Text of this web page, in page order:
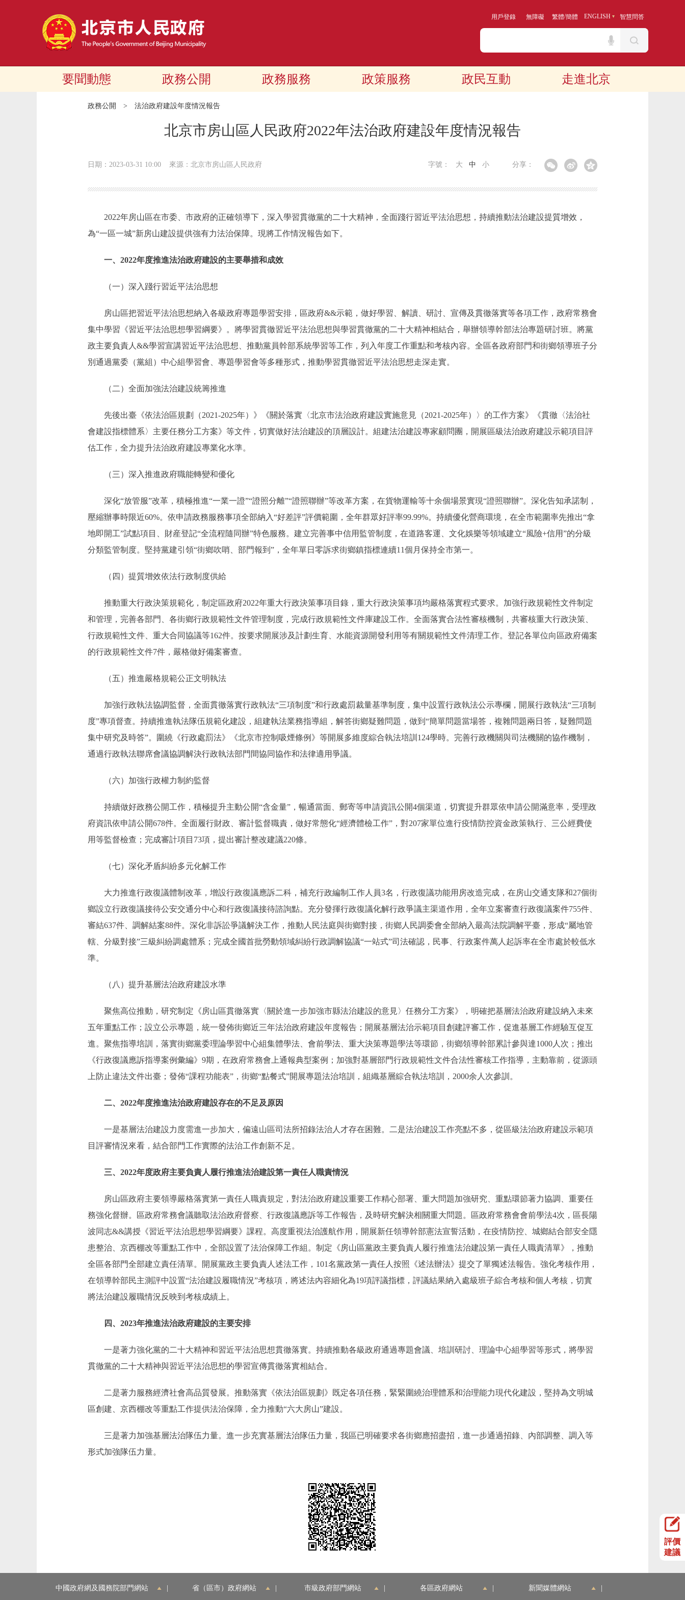
用戶登錄 無障礙 繁體/簡體 ENGLISH 智慧問答
要聞動態 政務公開 政務服務 政策服務 政民互動 走進北京
政務公開 > 法治政府建設年度情況報告
北京市房山區人民政府2022年法治政府建設年度情況報告
日期：2023-03-31 10:00 來源：北京市房山區人民政府 分享：
字號： 大 中 小
2022年房山區在市委、市政府的正確領導下，深入學習貫徹黨的二十大精神，全面踐行習近平法治思想，持續推動法治建設提質增效，
為“一區一城”新房山建設提供強有力法治保障。現將工作情況報告如下。
一、2022年度推進法治政府建設的主要舉措和成效
（一）深入踐行習近平法治思想
房山區把習近平法治思想納入各級政府專題學習安排，區政府&&示範，做好學習、解讀、研討、宣傳及貫徹落實等各項工作，政府常務會
集中學習《習近平法治思想學習綱要》。將學習貫徹習近平法治思想與學習貫徹黨的二十大精神相結合，舉辦領導幹部法治專題研討班。將黨
政主要負責人&&學習宣講習近平法治思想、推動黨員幹部系統學習等工作，列入年度工作重點和考核內容。全區各政府部門和街鄉領導班子分
別通過黨委（黨組）中心組學習會、專題學習會等多種形式，推動學習貫徹習近平法治思想走深走實。
（二）全面加強法治建設統籌推進
先後出臺《依法治區規劃（2021-2025年）》《關於落實〈北京市法治政府建設實施意見（2021-2025年）〉的工作方案》《貫徹〈法治社
會建設指標體系〉主要任務分工方案》等文件，切實做好法治建設的頂層設計。組建法治建設專家顧問團，開展區級法治政府建設示範項目評
估工作，全力提升法治政府建設專業化水準。
（三）深入推進政府職能轉變和優化
深化“放管服”改革，積極推進“一業一證”“證照分離”“證照聯辦”等改革方案，在貨物運輸等十余個場景實現“證照聯辦”。深化告知承諾制，
壓縮辦事時限近60%。依申請政務服務事項全部納入“好差評”評價範圍，全年群眾好評率99.99%。持續優化營商環境，在全市範圍率先推出“拿
地即開工”試點項目、財産登記“全流程隨同辦”特色服務。建立完善事中信用監管制度，在道路客運、文化娛樂等領域建立“風險+信用”的分級
分類監管制度。堅持黨建引領“街鄉吹哨、部門報到”，全年單日零訴求街鄉鎮指標連續11個月保持全市第一。
（四）提質增效依法行政制度供給
推動重大行政決策規範化，制定區政府2022年重大行政決策事項目錄，重大行政決策事項均嚴格落實程式要求。加強行政規範性文件制定
和管理，完善各部門、各街鄉行政規範性文件管理制度，完成行政規範性文件庫建設工作。全面落實合法性審核機制，共審核重大行政決策、
行政規範性文件、重大合同協議等162件。按要求開展涉及計劃生育、水能資源開發利用等有關規範性文件清理工作。登記各單位向區政府備案
的行政規範性文件7件，嚴格做好備案審查。
（五）推進嚴格規範公正文明執法
加強行政執法協調監督，全面貫徹落實行政執法“三項制度”和行政處罰裁量基準制度，集中設置行政執法公示專欄，開展行政執法“三項制
度”專項督查。持續推進執法隊伍規範化建設，組建執法業務指導組，解答街鄉疑難問題，做到“簡單問題當場答，複雜問題兩日答，疑難問題
集中研究及時答”。圍繞《行政處罰法》《北京市控制吸煙條例》等開展多維度綜合執法培訓124學時。完善行政機關與司法機關的協作機制，
通過行政執法聯席會議協調解決行政執法部門間協同協作和法律適用爭議。
（六）加強行政權力制約監督
持續做好政務公開工作，積極提升主動公開“含金量”，暢通當面、郵寄等申請資訊公開4個渠道，切實提升群眾依申請公開滿意率，受理政
府資訊依申請公開678件。全面履行財政、審計監督職責，做好常態化“經濟體檢工作”，對207家單位進行疫情防控資金政策執行、三公經費使
用等監督檢查；完成審計項目73項，提出審計整改建議220條。
（七）深化矛盾糾紛多元化解工作
大力推進行政復議體制改革，增設行政復議應訴二科，補充行政編制工作人員3名，行政復議功能用房改造完成，在房山交通支隊和27個街
鄉設立行政復議接待公安交通分中心和行政復議接待諮詢點。充分發揮行政復議化解行政爭議主渠道作用，全年立案審查行政復議案件755件、
審結637件、調解結案88件。深化非訴訟爭議解決工作，推動人民法庭與街鄉對接，街鄉人民調委會全部納入最高法院調解平臺，形成“屬地管
轄、分級對接”三級糾紛調處體系；完成全國首批勞動領域糾紛行政調解協議“一站式”司法確認，民事、行政案件萬人起訴率在全市處於較低水
準。
（八）提升基層法治政府建設水準
聚焦高位推動，研究制定《房山區貫徹落實〈關於進一步加強市縣法治建設的意見〉任務分工方案》，明確把基層法治政府建設納入未來
五年重點工作；設立公示專題，統一發佈街鄉近三年法治政府建設年度報告；開展基層法治示範項目創建評審工作，促進基層工作經驗互促互
進。聚焦指導培訓，落實街鄉黨委理論學習中心組集體學法、會前學法、重大決策專題學法等環節，街鄉領導幹部累計參與達1000人次；推出
《行政復議應訴指導案例彙編》9期，在政府常務會上通報典型案例；加強對基層部門行政規範性文件合法性審核工作指導，主動靠前，從源頭
上防止違法文件出臺；發佈“課程功能表”，街鄉“點餐式”開展專題法治培訓，組織基層綜合執法培訓，2000余人次參訓。
二、2022年度推進法治政府建設存在的不足及原因
一是基層法治建設力度需進一步加大，偏遠山區司法所招錄法治人才存在困難。二是法治建設工作亮點不多，從區級法治政府建設示範項
目評審情況來看，結合部門工作實際的法治工作創新不足。
三、2022年度政府主要負責人履行推進法治建設第一責任人職責情況
房山區政府主要領導嚴格落實第一責任人職責規定，對法治政府建設重要工作精心部署、重大問題加強研究、重點環節著力協調、重要任
務強化督辦。區政府常務會議聽取法治政府督察、行政復議應訴等工作報告，及時研究解決相關重大問題。區政府常務會會前學法4次，區長陽
波同志&&講授《習近平法治思想學習綱要》課程。高度重視法治護航作用，開展新任領導幹部憲法宣誓活動，在疫情防控、城鄉結合部安全隱
患整治、京西棚改等重點工作中，全部設置了法治保障工作組。制定《房山區黨政主要負責人履行推進法治建設第一責任人職責清單》，推動
全區各部門全部建立責任清單。開展黨政主要負責人述法工作，101名黨政第一責任人按照《述法辦法》提交了單獨述法報告。強化考核作用，
在領導幹部民主測評中設置“法治建設履職情況”考核項，將述法內容細化為19項評議指標，評議結果納入處級班子綜合考核和個人考核，切實
將法治建設履職情況反映到考核成績上。
四、2023年推進法治政府建設的主要安排
一是著力強化黨的二十大精神和習近平法治思想貫徹落實。持續推動各級政府通過專題會議、培訓研討、理論中心組學習等形式，將學習
貫徹黨的二十大精神與習近平法治思想的學習宣傳貫徹落實相結合。
二是著力服務經濟社會高品質發展。推動落實《依法治區規劃》既定各項任務，緊緊圍繞治理體系和治理能力現代化建設，堅持為文明城
區創建、京西棚改等重點工作提供法治保障，全力推動“六大房山”建設。
三是著力加強基層法治隊伍力量。進一步充實基層法治隊伍力量，我區已明確要求各街鄉應招盡招，進一步通過招錄、內部調整、調入等
形式加強隊伍力量。
評價
建議
中國政府網及國務院部門網站 省（區市）政府網站 市級政府部門網站 各區政府網站 新聞媒體網站